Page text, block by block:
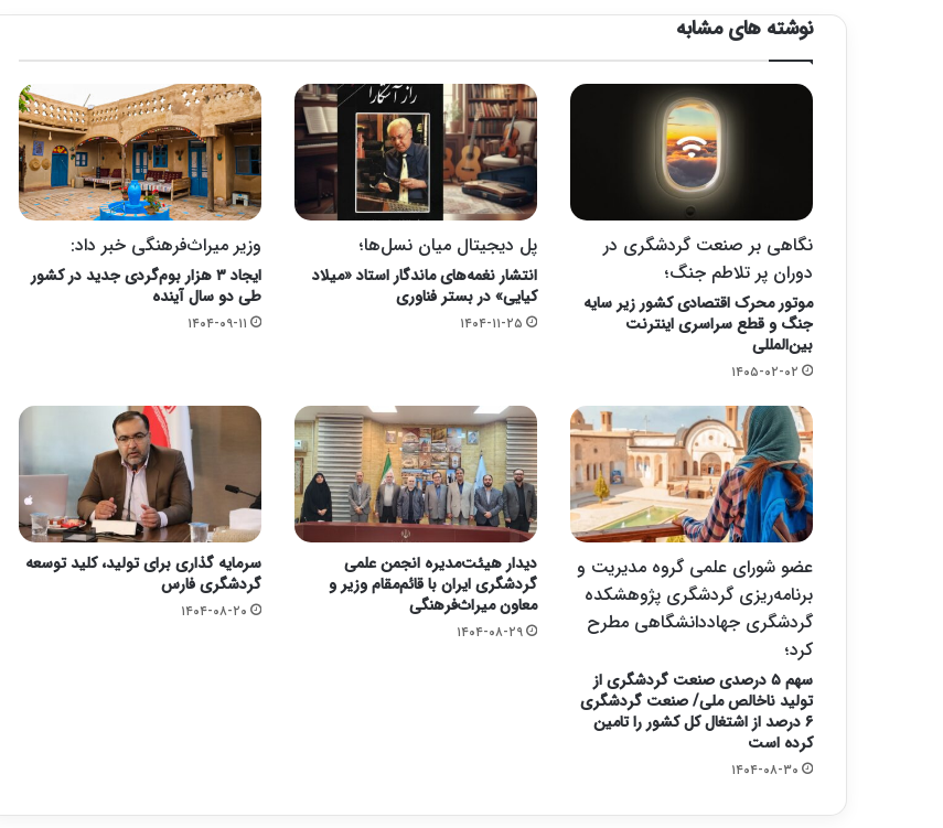
نوشته های مشابه
نگاهی بر صنعت گردشگری در
دوران پر تلاطم جنگ؛
موتور محرک اقتصادی کشور زیر سایه
جنگ و قطع سراسری اینترنت
بین‌المللی
۱۴۰۵-۰۲-۰۲
پل دیجیتال میان نسل‌ها؛
انتشار نغمه‌های ماندگار استاد «میلاد
کیایی» در بستر فناوری
۱۴۰۴-۱۱-۲۵
وزیر میراث‌فرهنگی خبر داد:
ایجاد ۳ هزار بوم‌گردی جدید در کشور
طی دو سال آینده
۱۴۰۴-۰۹-۱۱
عضو شورای علمی گروه مدیریت و
برنامه‌ریزی گردشگری پژوهشکده
گردشگری جهاددانشگاهی مطرح
کرد؛
سهم ۵ درصدی صنعت گردشگری از
تولید ناخالص ملی/ صنعت گردشگری
۶ درصد از اشتغال کل کشور را تامین
کرده است
۱۴۰۴-۰۸-۳۰
دیدار هیئت‌مدیره انجمن علمی
گردشگری ایران با قائم‌مقام وزیر و
معاون میراث‌فرهنگی
۱۴۰۴-۰۸-۲۹
سرمایه گذاری برای تولید، کلید توسعه
گردشگری فارس
۱۴۰۴-۰۸-۲۰